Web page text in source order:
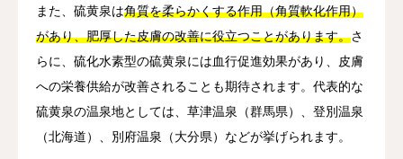
また、硫黄泉は角質を柔らかくする作用（角質軟化作用）
があり、肥厚した皮膚の改善に役立つことがあります。さ
らに、硫化水素型の硫黄泉には血行促進効果があり、皮膚
への栄養供給が改善されることも期待されます。代表的な
硫黄泉の温泉地としては、草津温泉（群馬県）、登別温泉
（北海道）、別府温泉（大分県）などが挙げられます。